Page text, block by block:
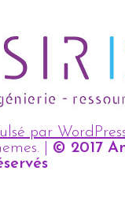
par
© 2017